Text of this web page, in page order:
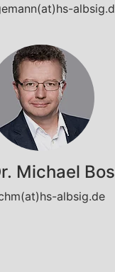
Michael
albsig.de